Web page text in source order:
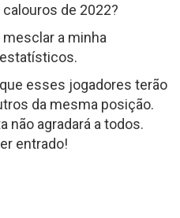
de 2022?
a minha
esses jogadores terão
da mesma posição.
não agradará a todos.
entrado!